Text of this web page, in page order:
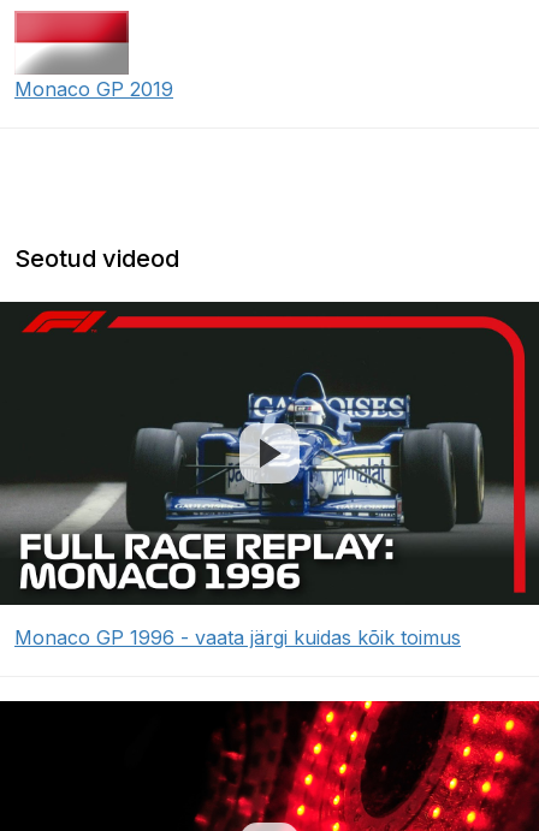
Monaco GP 2019
Seotud videod
Monaco GP 1996 - vaata järgi kuidas kõik toimus